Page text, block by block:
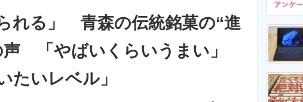
の総合サイト 製造業のIT導入・活用を支援
エネルギーの専門メディア
れる」 青森の伝統銘菓の“進
声 「やばいくらいうまい」
たいレベル」